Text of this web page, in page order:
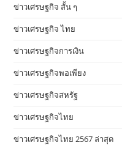
ข่าวเศรษฐกิจ สั้น ๆ
ข่าวเศรษฐกิจ ไทย
ข่าวเศรษฐกิจการเงิน
ข่าวเศรษฐกิจพอเพียง
ข่าวเศรษฐกิจสหรัฐ
ข่าวเศรษฐกิจไทย
ข่าวเศรษฐกิจไทย 2567 ล่าสุด